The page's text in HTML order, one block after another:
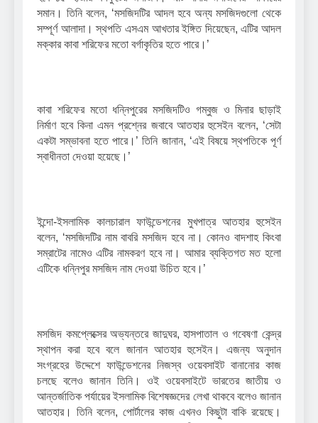
সমান। তিনি বলেন, ‘মসজিদটির আদল হবে অন্য মসজিদগুলো থেকে
সম্পূর্ণ আলাদা। স্থপতি এসএম আখতার ইঙ্গিত দিয়েছেন, এটির আদল
মক্কার কাবা শরিফের মতো বর্গাকৃতির হতে পারে।’
কাবা শরিফের মতো ধন্নিপুরের মসজিদটিও গম্বুজ ও মিনার ছাড়াই
নির্মাণ হবে কিনা এমন প্রশ্নের জবাবে আতহার হুসেইন বলেন, ‘সেটা
একটা সম্ভাবনা হতে পারে।’ তিনি জানান, ‘এই বিষয়ে স্থপতিকে পূর্ণ
স্বাধীনতা দেওয়া হয়েছে।’
ইন্দো-ইসলামিক কালচারাল ফাউন্ডেশনের মুখপাত্র আতহার হুসেইন
বলেন, ‘মসজিদটির নাম বাবরি মসজিদ হবে না। কোনও বাদশাহ কিংবা
সম্রাটের নামেও এটির নামকরণ হবে না। আমার ব্যক্তিগত মত হলো
এটিকে ধন্নিপুর মসজিদ নাম দেওয়া উচিত হবে।’
মসজিদ কমপ্লেক্সের অভ্যন্তরে জাদুঘর, হাসপাতাল ও গবেষণা কেন্দ্র
স্থাপন করা হবে বলে জানান আতহার হুসেইন। এজন্য অনুদান
সংগ্রহের উদ্দেশে ফাউন্ডেশনের নিজস্ব ওয়েবসাইট বানানোর কাজ
চলছে বলেও জানান তিনি। ওই ওয়েবসাইটে ভারতের জাতীয় ও
আন্তর্জাতিক পর্যায়ের ইসলামিক বিশেষজ্ঞদের লেখা থাকবে বলেও জানান
আতহার। তিনি বলেন, পোর্টালের কাজ এখনও কিছুটা বাকি রয়েছে।